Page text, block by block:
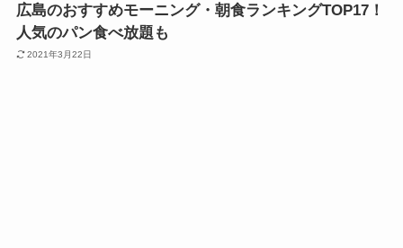
広島のおすすめモーニング・朝食ランキングTOP17！
人気のパン食べ放題も
2021年3月22日